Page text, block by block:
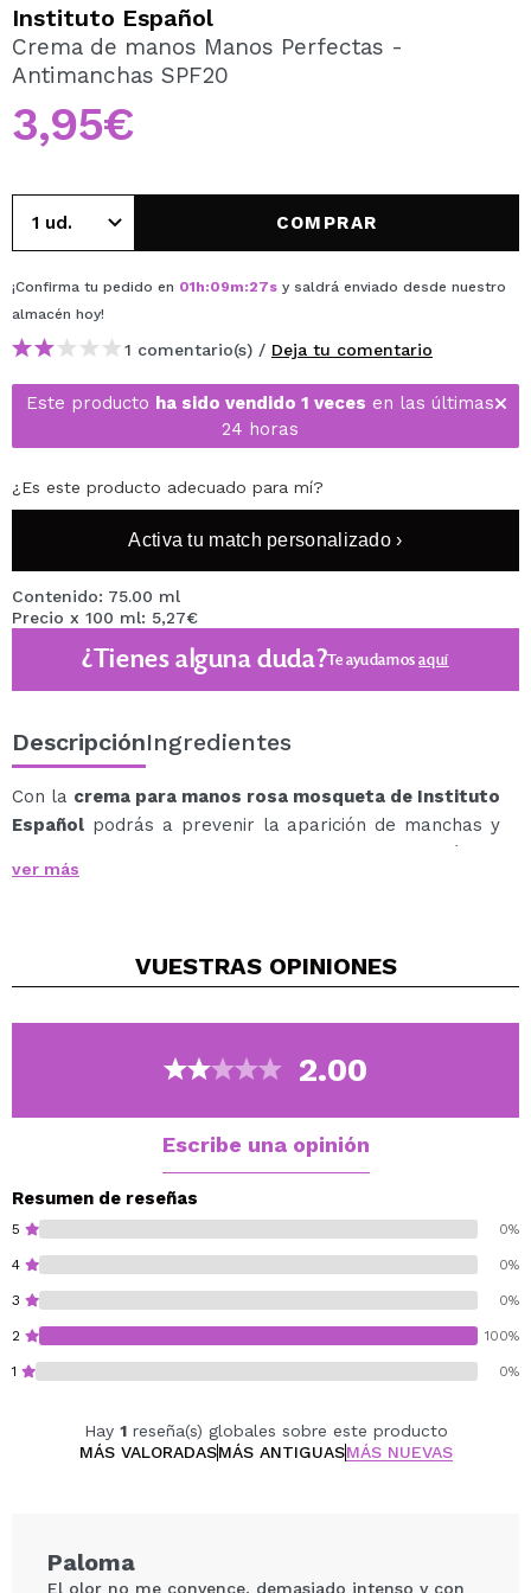
Al crear una cuenta en Maquillalia.com podrás realizar
tus compras rápidamente, revisar el estado de tus
Instituto Español
Crema de manos Manos Perfectas -
Antimanchas SPF20
3,95€
COMPRAR
¡Confirma tu pedido en 01h:09m:27s y saldrá enviado desde nuestro
almacén hoy!
1 comentario(s) / Deja tu comentario
Este producto ha sido vendido 1 veces en las últimas
24 horas
¿Es este producto adecuado para mí?
Activa tu match personalizado ›
Contenido: 75.00 ml
Precio x 100 ml: 5,27€
¿Tienes alguna duda?Te ayudamosaquí
DescripciónIngredientes
Con la crema para manos rosa mosqueta de Instituto
Español podrás a prevenir la aparición de manchas y
unificar el tono de la piel, gracias a la combinación de
dos potentes activos: la rosa mosqueta + factor de
signos de envejecimiento, mejora las manchas de la
Además, rehidrata la piel seca y disminuye las
cicatrices quirúrgicas y accidentales.
Una crema todoterreno que cuidará y mantendrá tus
ver más
VUESTRAS OPINIONES
2.00
Escribe una opinión
Resumen de reseñas
5 0%
4 0%
3 0%
2 100%
1 0%
Hay 1reseña(s) globales sobre este producto
MÁS VALORADASMÁS ANTIGUASMÁS NUEVAS
Paloma
El olor no me convence, demasiado intenso y con